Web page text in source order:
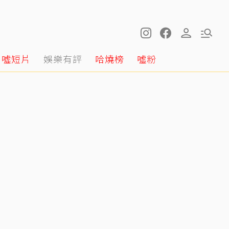
噓短片 娛樂有評 哈燒榜 噓粉